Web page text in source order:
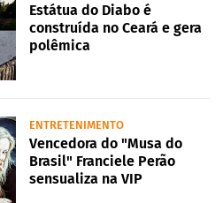
Estátua do Diabo é
construída no Ceará e gera
polêmica
ENTRETENIMENTO
Vencedora do "Musa do
Brasil" Franciele Perão
sensualiza na VIP